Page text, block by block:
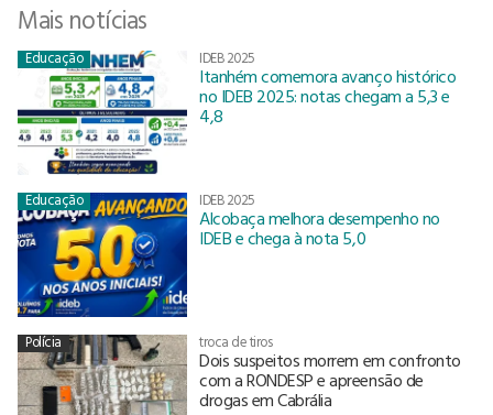
Mais notícias
Educação IDEB 2025
Itanhém comemora avanço histórico
no IDEB 2025: notas chegam a 5,3 e
4,8
Educação IDEB 2025
Alcobaça melhora desempenho no
IDEB e chega à nota 5,0
Polícia troca de tiros
Dois suspeitos morrem em confronto
com a RONDESP e apreensão de
drogas em Cabrália